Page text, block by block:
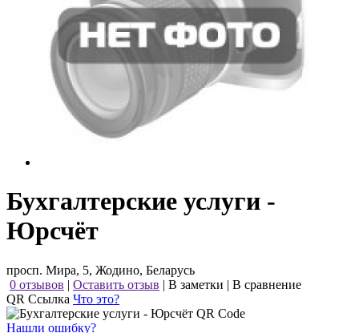
Бухгалтерские услуги -
Юрсчёт
просп. Мира, 5, Жодино, Беларусь
0 отзывов | Оставить отзыв | В заметки | В сравнение
QR Ссылка Что это?
Нашли ошибку?